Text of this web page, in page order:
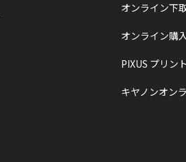
オンライン下
オンライン購
PIXUS プリン
キヤノンオン